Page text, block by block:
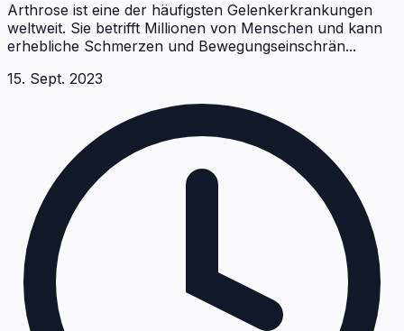
Arthrose ist eine der häufigsten Gelenkerkrankungen
weltweit. Sie betrifft Millionen von Menschen und kann
erhebliche Schmerzen und Bewegungseinschrän...
15. Sept. 2023